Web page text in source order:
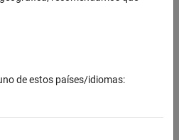
was this information?
de estos países/idiomas: